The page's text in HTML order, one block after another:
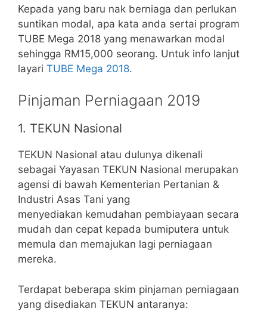
Kepada yang baru nak berniaga dan perlukan
suntikan modal, apa kata anda sertai program
TUBE Mega 2018 yang menawarkan modal
sehingga RM15,000 seorang. Untuk info lanjut
layari TUBE Mega 2018.
Pinjaman Perniagaan 2019
1. TEKUN Nasional
TEKUN Nasional atau dulunya dikenali
sebagai Yayasan TEKUN Nasional merupakan
agensi di bawah Kementerian Pertanian &
Industri Asas Tani yang
menyediakan kemudahan pembiayaan secara
mudah dan cepat kepada bumiputera untuk
memula dan memajukan lagi perniagaan
mereka.
Terdapat beberapa skim pinjaman perniagaan
yang disediakan TEKUN antaranya: